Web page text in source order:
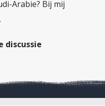
Arabie? Bij mij
discussie